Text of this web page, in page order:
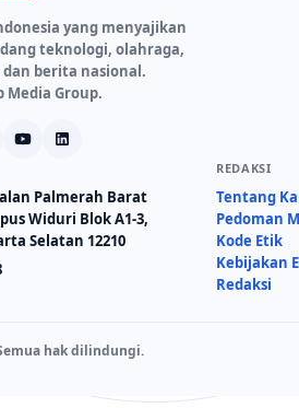
yang menyajikan
teknologi, olahraga,
berita nasional.
Media Group.
Palmerah Barat
Widuri Blok A1-3,
Selatan 12210
REDAKSI
Tentang
Pedoman
Kode Etik
Kebijakan
Redaksi
hak dilindungi.